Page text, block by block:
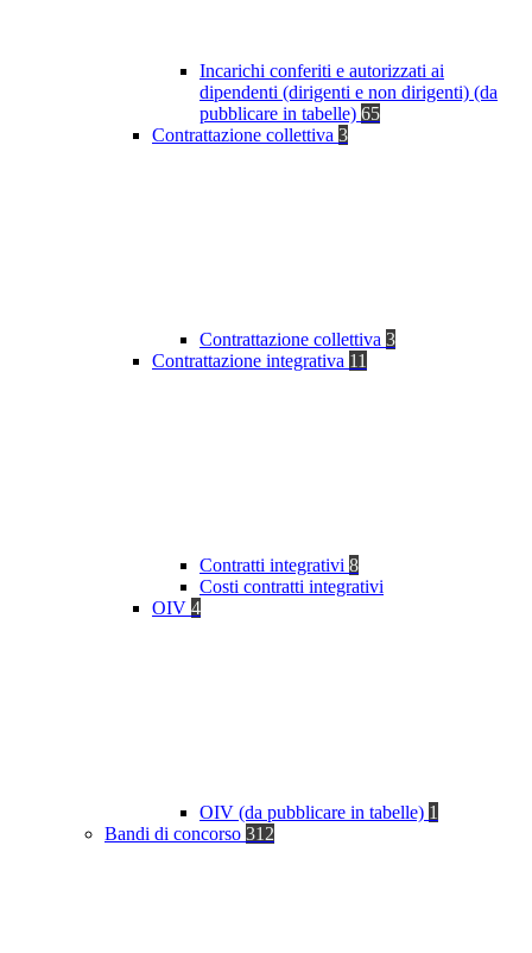
Incarichi conferiti e autorizzati ai
dipendenti (dirigenti e non dirigenti) (da
pubblicare in tabelle) 65
Contrattazione collettiva 3
Contrattazione collettiva 3
Contrattazione integrativa 11
Contratti integrativi 8
Costi contratti integrativi
OIV 4
OIV (da pubblicare in tabelle) 1
Bandi di concorso 312